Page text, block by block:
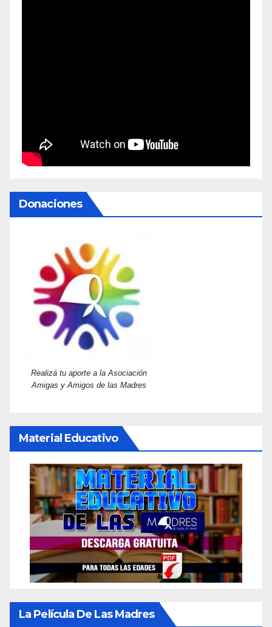
Donaciones
Realizá tu aporte a la Asociación
Amigas y Amigos de las Madres
Material Educativo
La Película De Las Madres